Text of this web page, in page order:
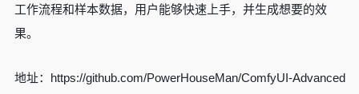
工作流程和样本数据，用户能够快速上手，并生成想要的效
果。
地址：https://github.com/PowerHouseMan/ComfyUI-Advanced